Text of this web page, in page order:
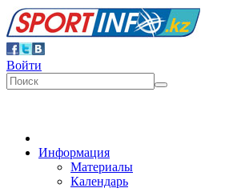
Войти
Информация
Материалы
Календарь